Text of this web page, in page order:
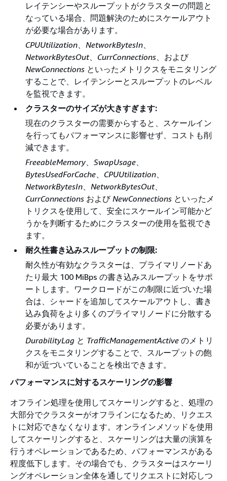
レイテンシーやスループットがクラスターの問題と
なっている場合、問題解決のためにスケールアウト
が必要な場合があります。
CPUUtilization、 NetworkBytesIn、
NetworkBytesOut、 CurrConnections、および
NewConnections といったメトリクスをモニタリング
することで、レイテンシーとスループットのレベル
を監視できます。
クラスターのサイズが大きすぎます:
現在のクラスターの需要からすると、スケールイン
を行ってもパフォーマンスに影響せず、コストも削
減できます。
FreeableMemory、 SwapUsage、
BytesUsedForCache、 CPUUtilization、
NetworkBytesIn、 NetworkBytesOut、
CurrConnections およびNewConnections といったメ
トリクスを使用して、安全にスケールイン可能かど
うかを判断するためにクラスターの使用を監視でき
ます。
耐久性書き込みスループットの制限:
耐久性が有効なクラスターは、プライマリノードあ
たり最大 100 MiBps の書き込みスループットをサポ
ートします。ワークロードがこの制限に近づいた場
合は、シャードを追加してスケールアウトし、書き
込み負荷をより多くのプライマリノードに分散する
必要があります。
DurabilityLag と TrafficManagementActive のメトリ
クスをモニタリングすることで、スループットの飽
和が近づいていることを検出できます。
パフォーマンスに対するスケーリングの影響
オフライン処理を使用してスケーリングすると、処理の
大部分でクラスターがオフラインになるため、リクエス
トに対応できなくなります。オンラインメソッドを使用
してスケーリングすると、スケーリングは大量の演算を
行うオペレーションであるため、パフォーマンスがある
程度低下します。その場合でも、クラスターはスケーリ
ングオペレーション全体を通してリクエストに対応しつ